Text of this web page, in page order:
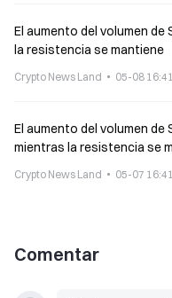
El aumento del volumen
la resistencia se mantiene
Crypto News Land 05-08 16:41
El aumento del volumen de
mientras la resistencia se
Crypto News Land 05-07 16:41
Comentar